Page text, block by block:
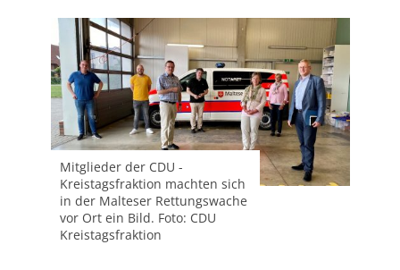
Mitglieder der CDU -
Kreistagsfraktion machten sich
in der Malteser Rettungswache
vor Ort ein Bild. Foto: CDU
Kreistagsfraktion